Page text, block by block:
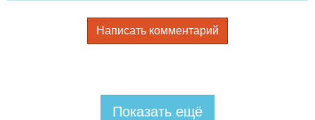
Написать комментарий
Показать ещё